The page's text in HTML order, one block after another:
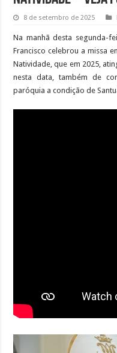
8 de setembro de 2025
Na manhã desta segunda-
Francisco celebrou a missa
Natividade, que em 2025,
nesta data, também de
paróquia a condição de